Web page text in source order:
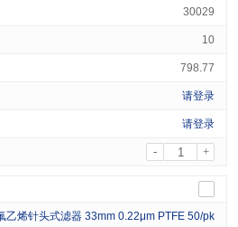
30029
10
798.77
请登录
请登录
- +
乙烯针头式滤器 33mm 0.22μm PTFE 50/pk